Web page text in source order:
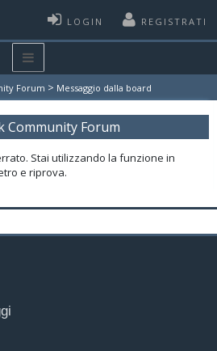
LOGIN REGISTRATI
Forum > Messaggio dalla board
Community Forum
Stai utilizzando la funzione in
e riprova.